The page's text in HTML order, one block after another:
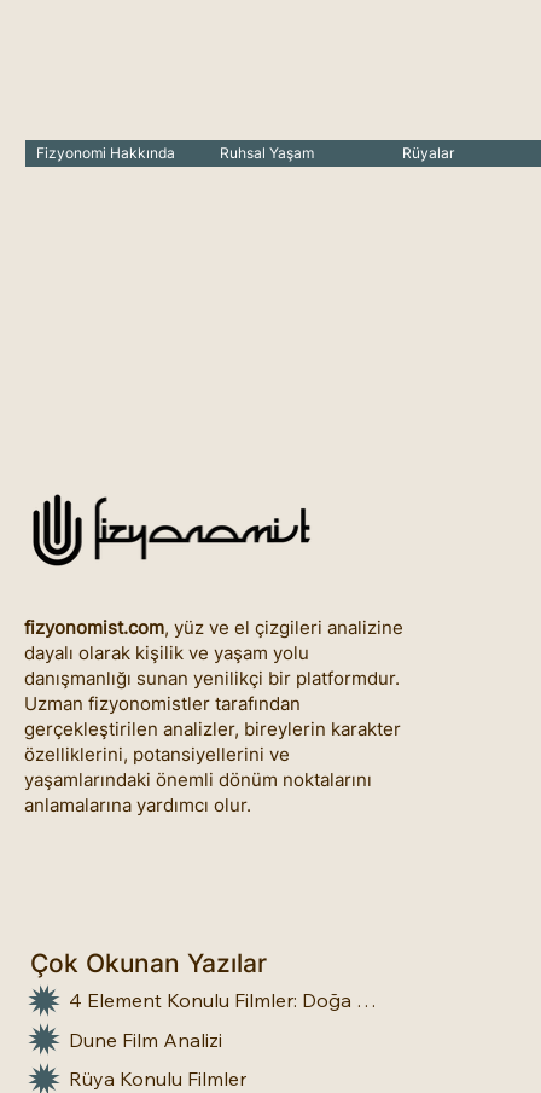
Fizyonomi Hakkında Ruhsal Yaşam Rüyalar
fizyonomist.com, yüz ve el çizgileri analizine
dayalı olarak kişilik ve yaşam yolu
danışmanlığı sunan yenilikçi bir platformdur.
Uzman fizyonomistler tarafından
gerçekleştirilen analizler, bireylerin karakter
özelliklerini, potansiyellerini ve
yaşamlarındaki önemli dönüm noktalarını
anlamalarına yardımcı olur.
Çok Okunan Yazılar
4 Element Konulu Filmler: Doğa Üstü Güçler
Dune Film Analizi
Rüya Konulu Filmler